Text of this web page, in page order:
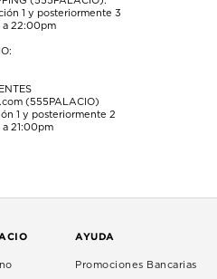
1 y posteriormente 3
a 22:00pm
(555PALACIO)
1 y posteriormente 2
21:00pm
AYUDA
Promociones Bancarias